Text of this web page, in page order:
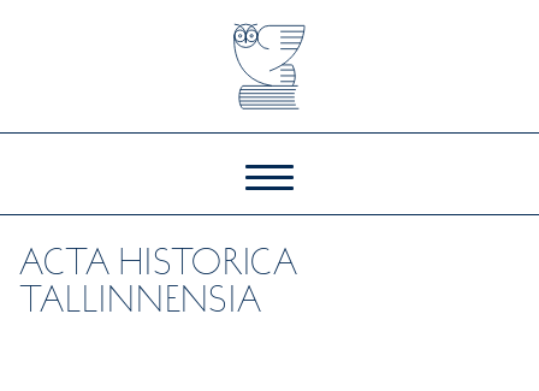
ACTA HISTORICA
TALLINNENSIA